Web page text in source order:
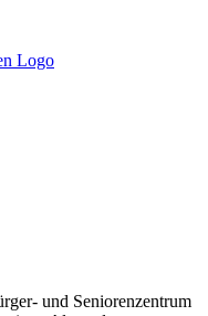
und Seniorenzentrum